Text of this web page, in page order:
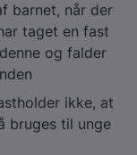
barnet, når der
taget en fast
og falder
ikke, at
bruges til unge